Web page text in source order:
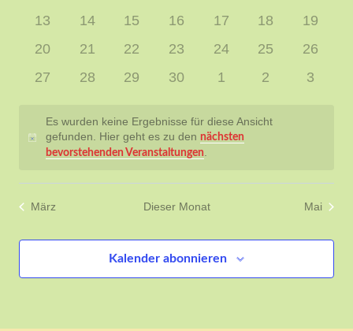
Veranstaltungen
Veranstaltungen
Veranstaltungen
Veranstaltungen
Veranstaltungen
Veranstaltungen
0
Veranstaltungen
13
0
Veranstaltungen
14
0
Veranstaltungen
15
0
Veranstaltungen
16
0
Veranstaltungen
17
0
18
0
19
0
Veranstaltungen
20
0
Veranstaltungen
21
0
Veranstaltungen
22
0
Veranstaltungen
23
0
Veranstaltungen
24
0
25
0
26
0
27
0
28
0
29
0
30
0
1
0
2
0
3
Hinweis
Es wurden keine Ergebnisse für diese Ansicht
gefunden. Hier geht es zu dennächsten
bevorstehenden Veranstaltungen
März Dieser Monat Mai
Kalender abonnieren